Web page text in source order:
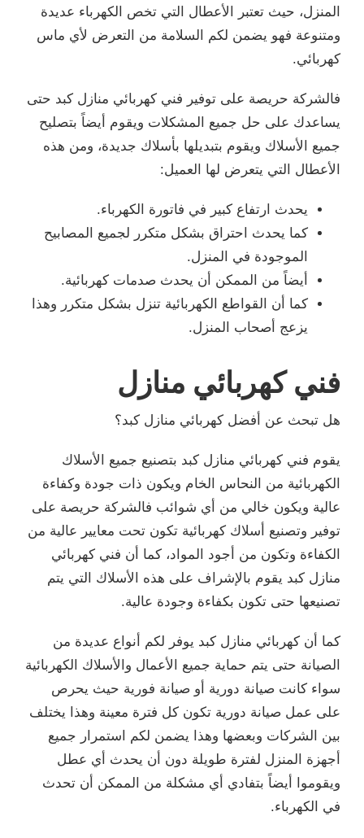
المنزل، حيث تعتبر الأعطال التي تخص الكهرباء عديدة
ومتنوعة فهو يضمن لكم السلامة من التعرض لأي ماس
كهربائي.
فالشركة حريصة على توفير فني كهربائي منازل كبد حتى
يساعدك على حل جميع المشكلات ويقوم أيضاً بتصليح
جميع الأسلاك ويقوم بتبديلها بأسلاك جديدة، ومن هذه
الأعطال التي يتعرض لها العميل:
يحدث ارتفاع كبير في فاتورة الكهرباء.
كما يحدث احتراق بشكل متكرر لجميع المصابيح
الموجودة في المنزل.
أيضاً من الممكن أن يحدث صدمات كهربائية.
كما أن القواطع الكهربائية تنزل بشكل متكرر وهذا
يزعج أصحاب المنزل.
فني كهربائي منازل
هل تبحث عن أفضل كهربائي منازل كبد؟
يقوم فني كهربائي منازل كبد بتصنيع جميع الأسلاك
الكهربائية من النحاس الخام ويكون ذات جودة وكفاءة
عالية ويكون خالي من أي شوائب فالشركة حريصة على
توفير وتصنيع أسلاك كهربائية تكون تحت معايير عالية من
الكفاءة وتكون من أجود المواد، كما أن فني كهربائي
منازل كبد يقوم بالإشراف على هذه الأسلاك التي يتم
تصنيعها حتى تكون بكفاءة وجودة عالية.
كما أن كهربائي منازل كبد يوفر لكم أنواع عديدة من
الصيانة حتى يتم حماية جميع الأعمال والأسلاك الكهربائية
سواء كانت صيانة دورية أو صيانة فورية حيث يحرص
على عمل صيانة دورية تكون كل فترة معينة وهذا يختلف
بين الشركات وبعضها وهذا يضمن لكم استمرار جميع
أجهزة المنزل لفترة طويلة دون أن يحدث أي عطل
ويقوموا أيضاً بتفادي أي مشكلة من الممكن أن تحدث
في الكهرباء.